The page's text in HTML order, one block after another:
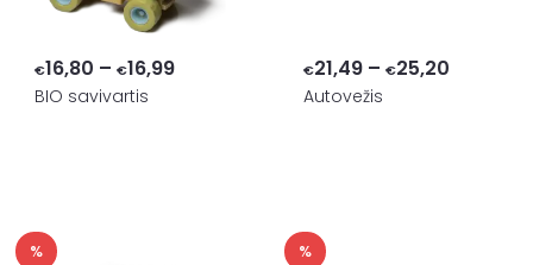
€16,80 – €16,99Price
BIO savivartis
€21,49 – €25,20Price
Autovežis
% %